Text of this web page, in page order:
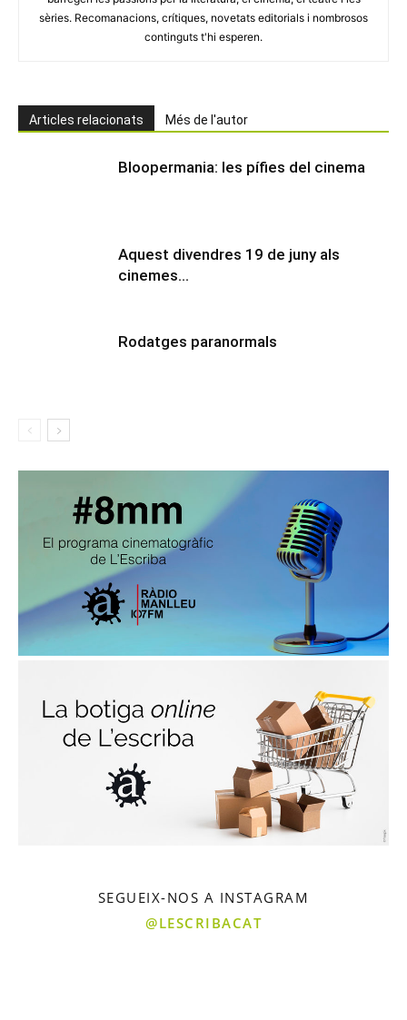
sèries. Recomanacions, crítiques, novetats editorials i nombrosos
continguts t'hi esperen.
Articles relacionats Més de l'autor
Bloopermania: les pífies del cinema
Aquest divendres 19 de juny als
cinemes…
Rodatges paranormals
SEGUEIX-NOS A INSTAGRAM
@LESCRIBACAT